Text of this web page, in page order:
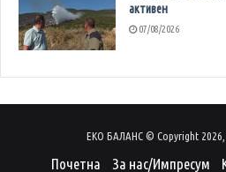
активен
07/08/2026
ЕКО БАЛАНС © Copyright 2026,
Почетна За нас/Импресум